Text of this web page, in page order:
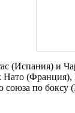
(Испания) и
союза по